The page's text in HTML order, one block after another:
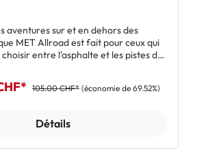
aventures sur et en dehors des
MET Allroad est fait pour ceux qui
entre l'asphalte et les pistes de
d'une visière amovible qui se
Elle se clipse au niveau des
facile. Des autocollants
la coque externe de l'Allroad
105.00 CHF* (économie de 69.52%)
Détails